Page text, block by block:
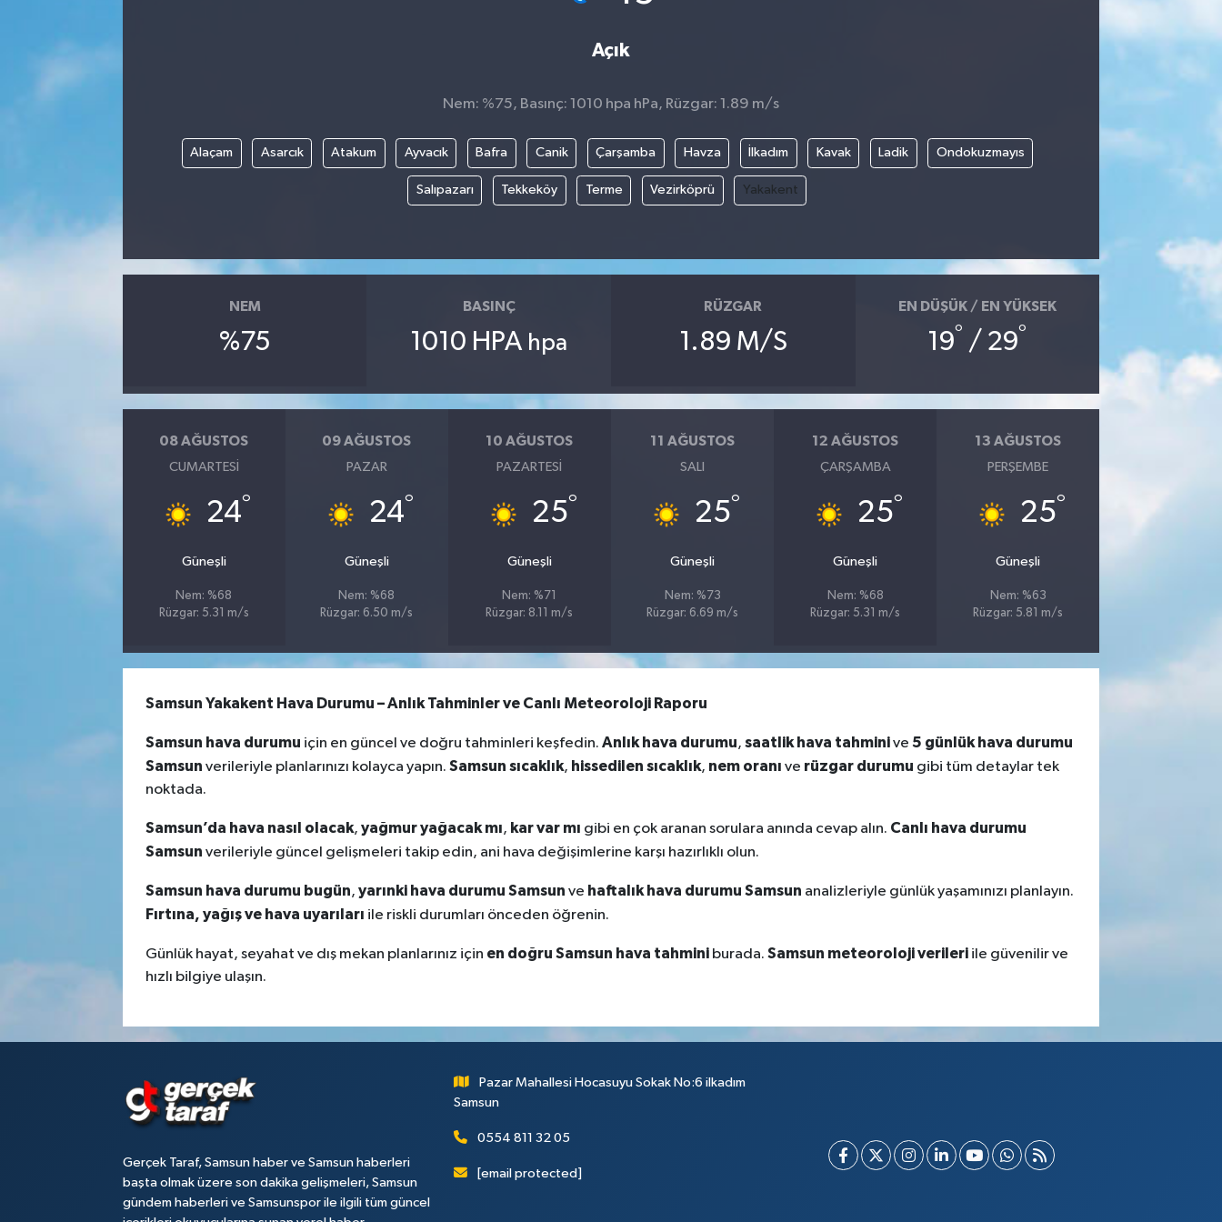
Açık
Nem: %75, Basınç: 1010 hpa hPa, Rüzgar: 1.89 m/s
Alaçam Asarcık Atakum Ayvacık Bafra Canik Çarşamba Havza İlkadım Kavak Ladik Ondokuzmayıs
Salıpazarı Tekkeköy Terme Vezirköprü Yakakent
NEM
%75
BASINÇ
1010 HPA hpa
RÜZGAR
1.89 M/S
EN DÜŞÜK / EN YÜKSEK
19° / 29°
08 AĞUSTOS
CUMARTESI
24°
Güneşli
Nem: %68
Rüzgar: 5.31 m/s
09 AĞUSTOS
PAZAR
24°
Güneşli
Nem: %68
Rüzgar: 6.50 m/s
10 AĞUSTOS
PAZARTESI
25°
Güneşli
Nem: %71
Rüzgar: 8.11 m/s
11 AĞUSTOS
SALI
25°
Güneşli
Nem: %73
Rüzgar: 6.69 m/s
12 AĞUSTOS
ÇARŞAMBA
25°
Güneşli
Nem: %68
Rüzgar: 5.31 m/s
13 AĞUSTOS
PERŞEMBE
25°
Güneşli
Nem: %63
Rüzgar: 5.81 m/s
Samsun Yakakent Hava Durumu – Anlık Tahminler ve Canlı Meteoroloji Raporu
Samsun hava durumu için en güncel ve doğru tahminleri keşfedin.Anlık hava durumu,saatlik hava tahminive 5 günlük hava durumu
Samsun verileriyle planlarınızı kolayca yapın.Samsun sıcaklık, hissedilen sıcaklık, nem oranı ve rüzgar durumu gibi tüm detaylar tek
noktada.
Samsun’da hava nasıl olacak,yağmur yağacak mı, kar var mı gibi en çok aranan sorulara anında cevap alın. Canlı hava durumu
Samsun verileriyle güncel gelişmeleri takip edin, ani hava değişimlerine karşı hazırlıklı olun.
Samsun hava durumu bugün,yarınki hava durumu Samsun ve haftalık hava durumu Samsun analizleriyle günlük yaşamınızı planlayın.
Fırtına, yağış ve hava uyarıları ile riskli durumları önceden öğrenin.
Günlük hayat, seyahat ve dış mekan planlarınız için en doğru Samsun hava tahmini burada.Samsun meteoroloji verileri ile güvenilir ve
hızlı bilgiye ulaşın.
Gerçek Taraf, Samsun haber ve Samsun haberleri
başta olmak üzere son dakika gelişmeleri, Samsun
gündem haberleri ve Samsunspor ile ilgili tüm güncel
Pazar Mahallesi Hocasuyu Sokak No:6 ilkadım
Samsun
0554 811 32 05
[email protected]
YEMEK